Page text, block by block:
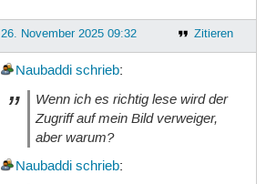
Zitieren
26. November 2025 09:32
Naubaddi schrieb:
Wenn ich es richtig lese wird der
Zugriff auf mein Bild verweiger,
aber warum?
Naubaddi schrieb: